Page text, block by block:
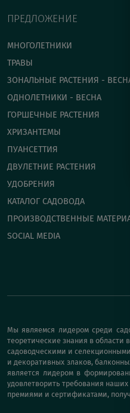
ПРЕДЛОЖЕНИЕ
МНОГОЛЕТНИКИ
ТРАВЫ
ЗОНАЛЬНЫЕ РАСТЕНИЯ -
ОДНОЛЕТНИКИ - ВЕСНА
ГОРШЕЧНЫЕ РАСТЕНИЯ
ХРИЗАНТЕМЫ
ПУАНСЕТТИЯ
ДВУЛЕТНИЕ РАСТЕНИЯ
УДОБРЕНИЯ
КАТАЛОГ САДОВОДА
ПРОИЗВОДСТВЕННЫЕ
SOCIAL MEDIA
Мы являемся лидером среди
теоретические знания в области
садоводческими и
и декоративных злаков,
является лидером в
удовлетворить требования
премиями и сертификатами,